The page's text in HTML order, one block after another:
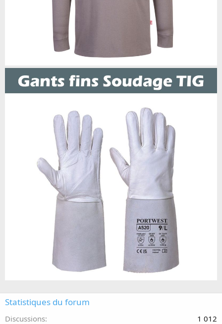
Statistiques du forum
Discussions 1 012